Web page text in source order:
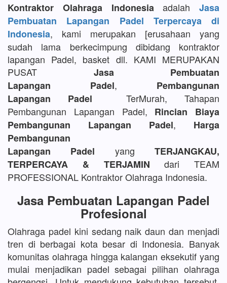
Kontraktor Olahraga Indonesia adalah Jasa
Pembuatan Lapangan Padel Terpercaya di
Indonesia, kami merupakan [erusahaan yang
sudah lama berkecimpung dibidang kontraktor
lapangan Padel, basket dll. KAMI MERUPAKAN
PUSAT Jasa Pembuatan
Lapangan Padel, Pembangunan
Lapangan Padel TerMurah, Tahapan
Pembangunan Lapangan Padel, Rincian Biaya
Pembangunan Lapangan Padel, Harga
Pembangunan
Lapangan Padel yangTERJANGKAU,
TERPERCAYA & TERJAMIN dari TEAM
PROFESSIONAL Kontraktor Olahraga Indonesia.
Jasa Pembuatan Lapangan Padel
Profesional
Olahraga padel kini sedang naik daun dan menjadi
tren di berbagai kota besar di Indonesia. Banyak
komunitas olahraga hingga kalangan eksekutif yang
mulai menjadikan padel sebagai pilihan olahraga